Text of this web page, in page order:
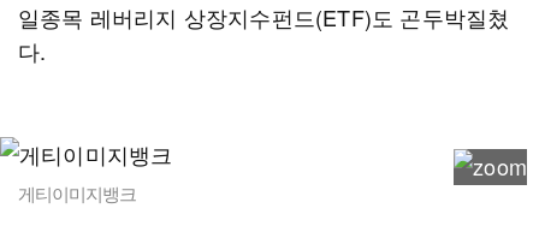
일종목 레버리지 상장지수펀드(ETF)도 곤두박질쳤
다.
게티이미지뱅크